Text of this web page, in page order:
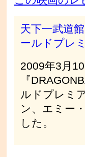
天下一武道
ールドプレ
2009年3月
『
ルドプレミ
ン、エミー
した。